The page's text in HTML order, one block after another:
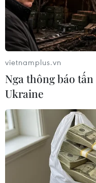
lâm Khoa học và
11/6, một trận động
tại huyện Kon
thương vong về
Cụ thể, trận động
giây (giờ Hà Nội)
Vĩ Bắc; 108,236 độ
khoảng 8,1km. Độ
Động đất tại khu
chuyên gia nhận
xảy ra thường
vietnamplus.vn
Nga thông báo
Ukraine